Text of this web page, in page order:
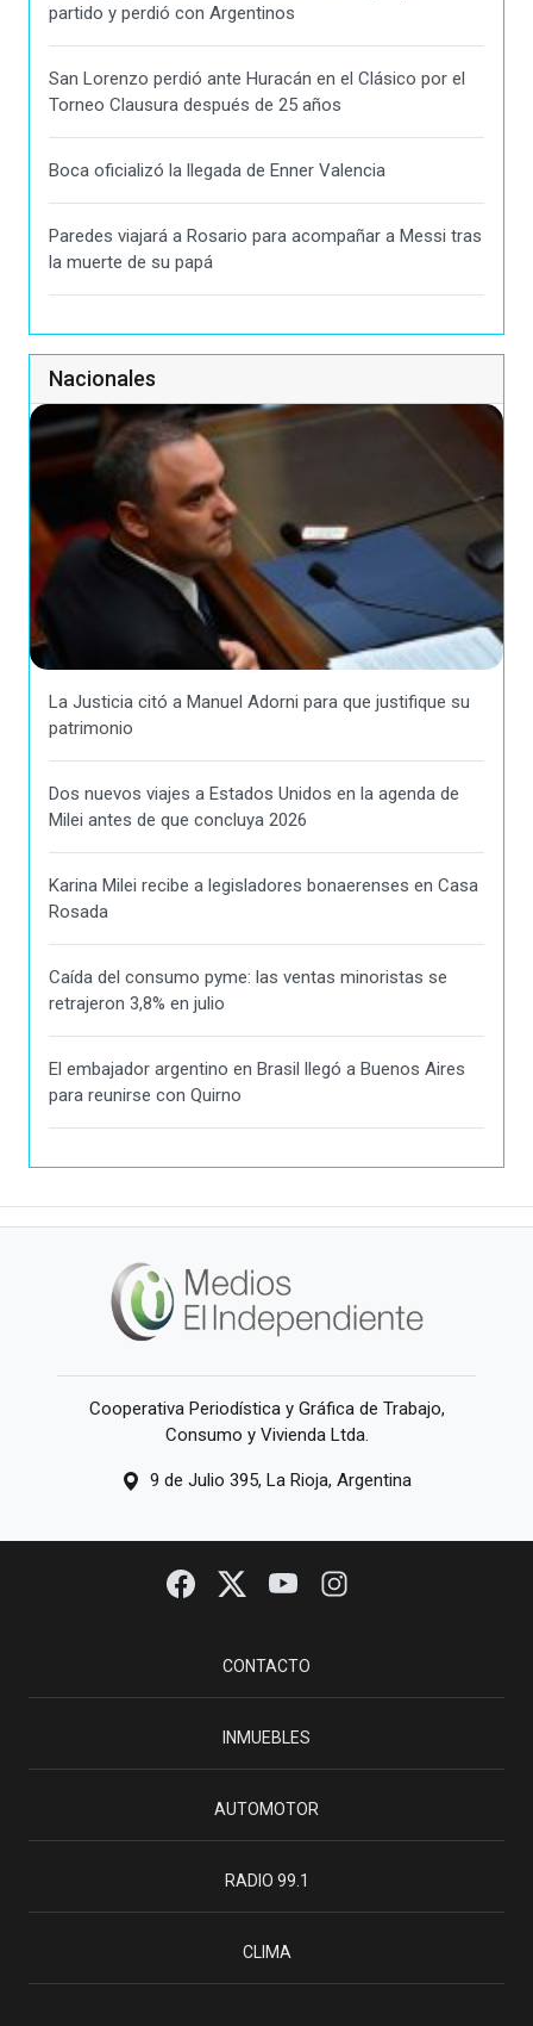
partido y perdió con Argentinos
San Lorenzo perdió ante Huracán en el Clásico por el
Torneo Clausura después de 25 años
Boca oficializó la llegada de Enner Valencia
Paredes viajará a Rosario para acompañar a Messi tras
la muerte de su papá
Nacionales
La Justicia citó a Manuel Adorni para que justifique su
patrimonio
Dos nuevos viajes a Estados Unidos en la agenda de
Milei antes de que concluya 2026
Karina Milei recibe a legisladores bonaerenses en Casa
Rosada
Caída del consumo pyme: las ventas minoristas se
retrajeron 3,8% en julio
El embajador argentino en Brasil llegó a Buenos Aires
para reunirse con Quirno
Cooperativa Periodística y Gráfica de Trabajo,
Consumo y Vivienda Ltda.
9 de Julio 395, La Rioja, Argentina
CONTACTO
INMUEBLES
AUTOMOTOR
RADIO 99.1
CLIMA